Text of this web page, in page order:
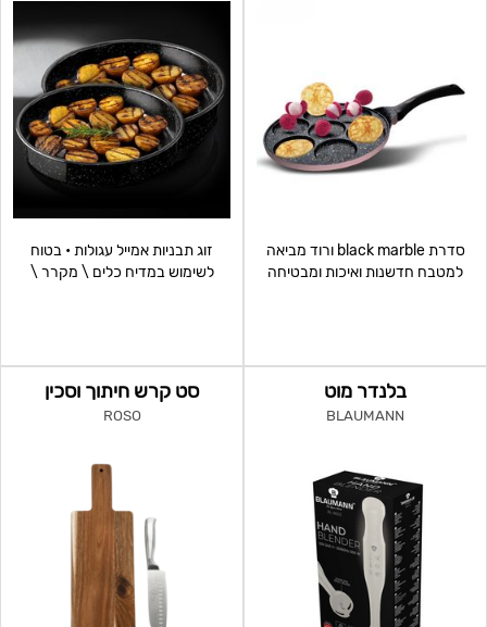
סדרת black marble ורוד מביאה
למטבח חדשנות ואיכות ומבטיחה
זוג תבניות אמייל עגולות • בטוח
לשימוש במדיח כלים \ מקרר \
בלנדר מוט
BLAUMANN
סט קרש חיתוך וסכין
ROSO